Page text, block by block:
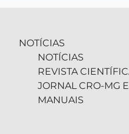
NOTÍCIAS
NOTÍCIAS
REVISTA
JORNAL CRO-MG E
MANUAIS